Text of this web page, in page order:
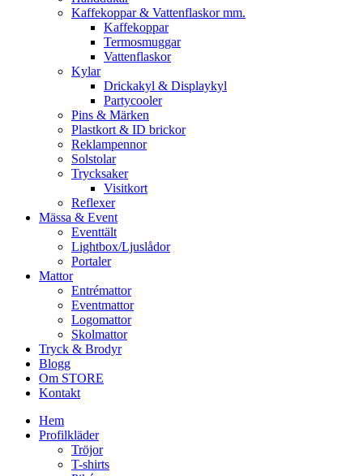
Kaffekoppar & Vattenflaskor mm.
Kaffekoppar
Termosmuggar
Vattenflaskor
Kylar
Drickakyl & Displaykyl
Partycooler
Pins & Märken
Plastkort & ID brickor
Reklampennor
Solstolar
Trycksaker
Visitkort
Reflexer
Mässa & Event
Eventtält
Lightbox/Ljuslådor
Portaler
Mattor
Entrémattor
Eventmattor
Logomattor
Skolmattor
Tryck & Brodyr
Blogg
Om STORE
Kontakt
Hem
Profilkläder
Tröjor
T-shirts